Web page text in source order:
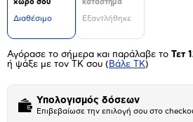
Διαθέσιμο Εξαντλήθηκε
Αγόρασε το σήμερα και παράλαβε το
ή ψάξε με τον ΤΚ σου ( Βάλε ΤΚ)
Υπολογισμός δόσεων
Επιβεβαίωσε την επιλογή σου στο